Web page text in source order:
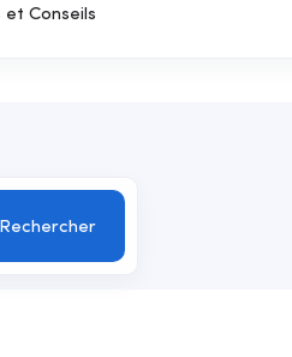
et Conseils
Rechercher